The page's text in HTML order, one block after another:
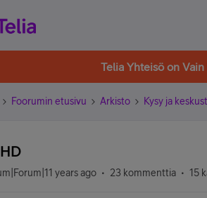
Telia Yhteisö on
Foorumin etusivu Arkisto Kysy ja
years ago 23 kommenttia 15